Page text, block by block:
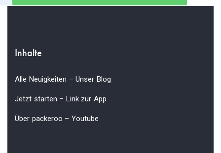
Inhalte
Alle Neuigkeiten – Unser Blog
Jetzt starten – Link zur App
Über packeroo – Youtube